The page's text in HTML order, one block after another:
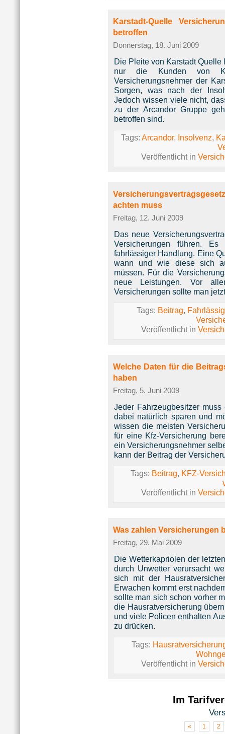
Karstadt-Quelle
betroffen
Donnerstag, 18. Juni 2009
Die Pleite von Karstadt
nur die Kunden von
Versicherungsnehmer der
Sorgen, was nach der
Jedoch wissen viele nicht,
zu der Arcandor Gruppe
betroffen sind.
Tags: Arcandor, Insolvenz,
Veröffentlicht in
achten muss
Freitag, 12. Juni 2009
Das neue
Versicherungen führen.
fahrlässiger Handlung. Eine
wann und wie diese sich
müssen. Für die
neue Leistungen. Vor
Versicherungen sollte man
Tags: Beitrag,
Veröffentlicht in
Welche Daten für die
haben
Freitag, 5. Juni 2009
Jeder Fahrzeugbesitzer
dabei natürlich sparen und
wissen die meisten
für eine Kfz-Versicherung
ein Versicherungsnehmer
kann der Beitrag der
Tags: Beitrag, KFZ-
Veröffentlicht in
Was zahlen Versicherungen
Freitag, 29. Mai 2009
Die Wetterkapriolen der
durch Unwetter verursacht
sich mit der
Erwachen kommt erst
sollte man sich schon vorher
die Hausratversicherung
und viele Policen enthalten
zu drücken.
Tags:
Veröffentlicht in
Im
« 1 2